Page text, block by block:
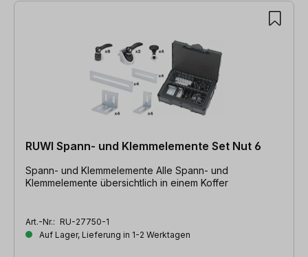
RUWI Spann- und Klemmelemente Set Nut 6
Spann- und Klemmelemente Alle Spann- und
Klemmelemente übersichtlich in einem Koffer
Art.-Nr.: RU-27750-1
Auf Lager, Lieferung in 1-2 Werktagen